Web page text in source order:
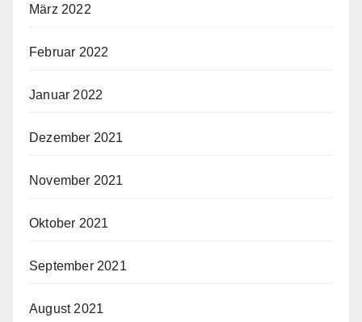
März 2022
Februar 2022
Januar 2022
Dezember 2021
November 2021
Oktober 2021
September 2021
August 2021